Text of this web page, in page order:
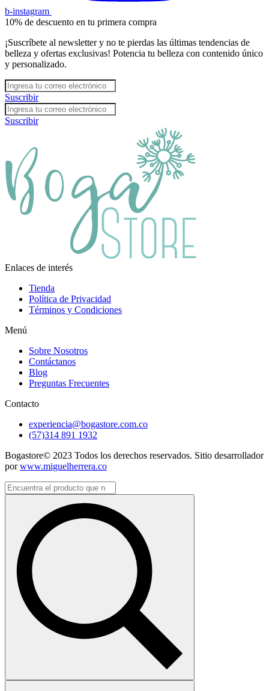
b-instagram
10% de descuento en tu primera compra
¡Suscríbete al newsletter y no te pierdas las últimas tendencias de
belleza y ofertas exclusivas! Potencia tu belleza con contenido único
y personalizado.
Suscribir
Suscribir
Enlaces de interés
Tienda
Política de Privacidad
Términos y Condiciones
Menú
Sobre Nosotros
Contáctanos
Blog
Preguntas Frecuentes
Contacto
experiencia@bogastore.com.co
(57)314 891 1932
Bogastore© 2023 Todos los derechos reservados. Sitio desarrollador
porwww.miguelherrera.co